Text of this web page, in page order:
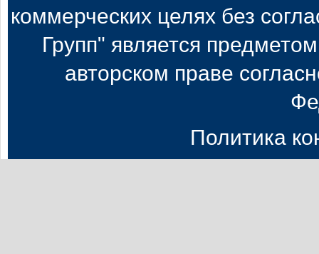
коммерческих целях без
Групп" является
авторском праве
Политика